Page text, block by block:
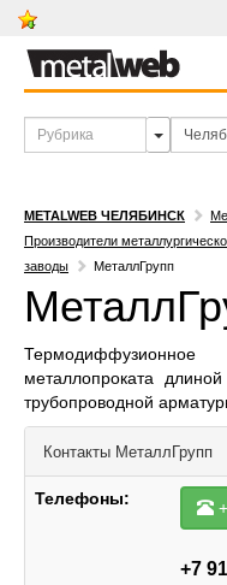
METALWEB ЧЕЛЯБИНСК
Производители
заводы
МеталлГрупп
металлопроката
трубопроводной
Контакты МеталлГрупп
Телефоны:
+7